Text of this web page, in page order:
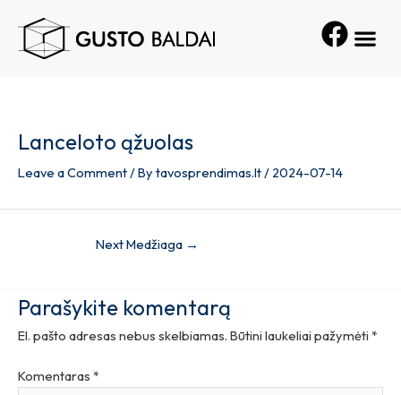
content
Lanceloto ąžuolas
Leave a Comment/ By tavosprendimas.lt/ 2024-07-14
navigation
Next Medžiaga →
Parašykite komentarą
El. pašto adresas nebus skelbiamas. Būtini laukeliai pažymėti *
Komentaras *